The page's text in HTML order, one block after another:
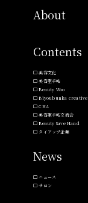
About
Contents
美容文化
美容室手帖
Beauty Woo
Biyoubunka creative
CHA
美容室手帖交流会
Beauty Save Hand
タイアップ企業
News
ニュース
サロン